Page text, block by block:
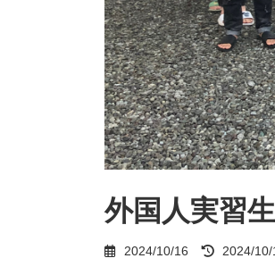
外国人実習
2024/10/16
最
終
2024/10/